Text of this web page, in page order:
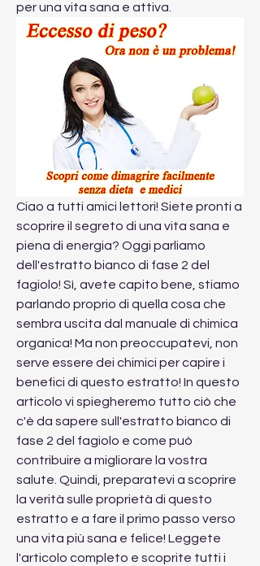
per una vita sana e attiva.
Ciao a tutti amici lettori! Siete pronti a
scoprire il segreto di una vita sana e
piena di energia? Oggi parliamo
dell'estratto bianco di fase 2 del
fagiolo! Sì, avete capito bene, stiamo
parlando proprio di quella cosa che
sembra uscita dal manuale di chimica
organica! Ma non preoccupatevi, non
serve essere dei chimici per capire i
benefici di questo estratto! In questo
articolo vi spiegheremo tutto ciò che
c'è da sapere sull'estratto bianco di
fase 2 del fagiolo e come può
contribuire a migliorare la vostra
salute. Quindi, preparatevi a scoprire
la verità sulle proprietà di questo
estratto e a fare il primo passo verso
una vita più sana e felice! Leggete
l'articolo completo e scoprite tutti i